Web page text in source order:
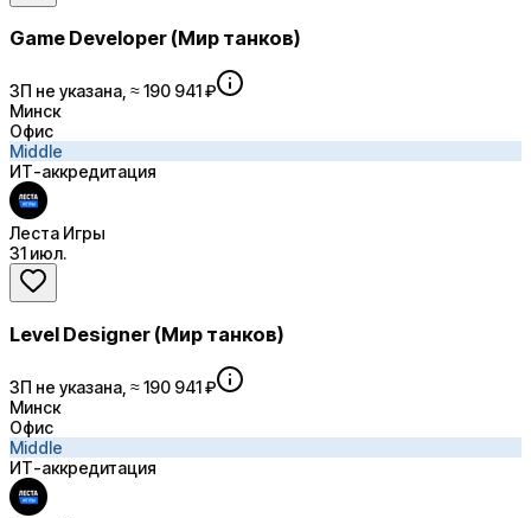
Game Developer (Мир танков)
ЗП не указана, ≈ 190 941 ₽
Минск
Офис
Middle
ИТ-аккредитация
Леста Игры
31 июл.
Level Designer (Мир танков)
ЗП не указана, ≈ 190 941 ₽
Минск
Офис
Middle
ИТ-аккредитация